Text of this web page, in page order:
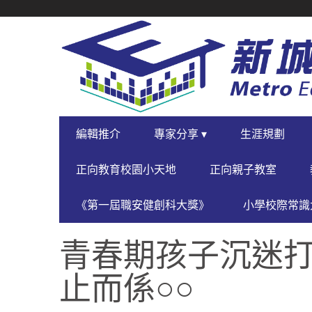
NAVIGATION
PRIMARY
NAVIGATION
編輯推介 專家分享 ▾ 生涯規劃
正向教育校園小天地 正向親子教室
《第一屆職安健創科大獎》 小學校際常
青春期孩子沉迷
止而係○○